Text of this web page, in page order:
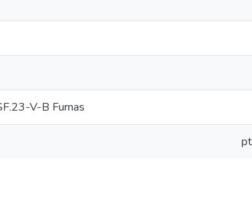
V-B Furnas